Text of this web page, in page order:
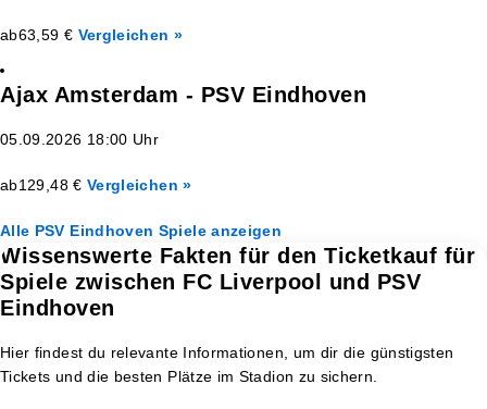
ab63,59 € Vergleichen »
Ajax Amsterdam - PSV Eindhoven
05.09.2026 18:00 Uhr
ab129,48 € Vergleichen »
Alle PSV Eindhoven Spiele anzeigen
Wissenswerte Fakten für den Ticketkauf für
Spiele zwischen FC Liverpool und PSV
Eindhoven
Hier findest du relevante Informationen, um dir die günstigsten
Tickets und die besten Plätze im Stadion zu sichern.